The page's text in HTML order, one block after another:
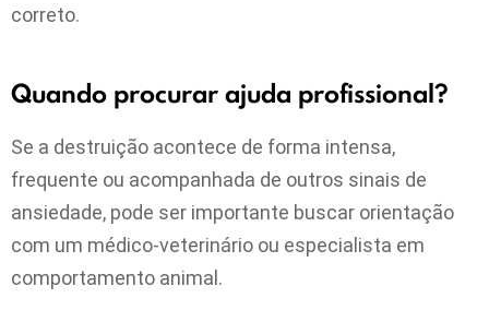
correto.
Quando procurar ajuda profissional?
Se a destruição acontece de forma intensa,
frequente ou acompanhada de outros sinais de
ansiedade, pode ser importante buscar orientação
com um médico-veterinário ou especialista em
comportamento animal.